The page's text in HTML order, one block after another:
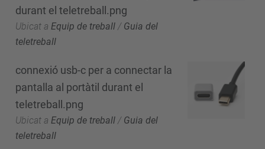
durant el teletreball.png
Ubicat a Equip de treball / Guia del
teletreball
connexió usb-c per a connectar la
pantalla al portàtil durant el
teletreball.png
Ubicat a Equip de treball / Guia del
teletreball